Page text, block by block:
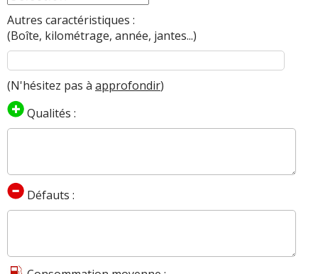
Autres caractéristiques :
(Boîte, kilométrage, année, jantes...)
(N'hésitez pas à approfondir)
Qualités :
Défauts :